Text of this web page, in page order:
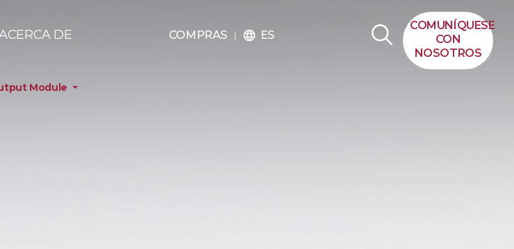
DE COMPRAS language ES
COMUNÍQUESE
CON
NOSOTROS
Module